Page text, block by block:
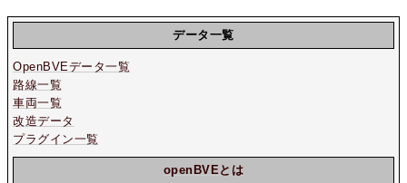
データ一覧
OpenBVEデータ一覧
路線一覧
車両一覧
改造データ
プラグイン一覧
openBVEとは